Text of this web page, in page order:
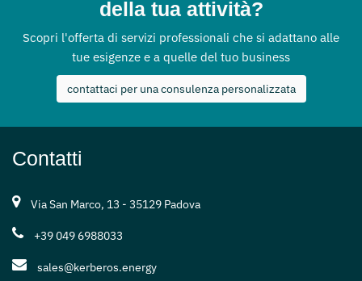
della tua attività?
Scopri l'offerta di servizi professionali che si adattano alle
tue esigenze e a quelle del tuo business
contattaci per una consulenza personalizzata
Contatti
Via San Marco, 13 - 35129 Padova
+39 049 6988033
sales@kerberos.energy